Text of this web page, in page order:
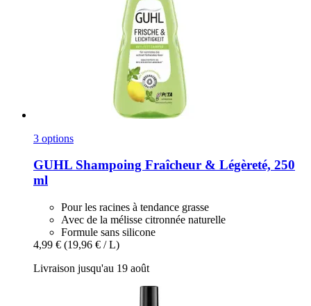
3 options
GUHL Shampoing Fraîcheur & Légèreté, 250
ml
Pour les racines à tendance grasse
Avec de la mélisse citronnée naturelle
Formule sans silicone
4,99 € (19,96 € / L)
Livraison jusqu'au 19 août